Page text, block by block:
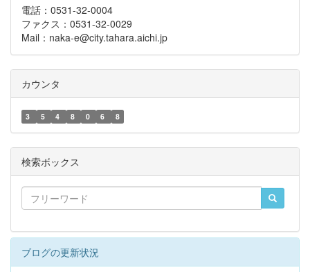
電話：0531-32-0004
ファクス：0531-32-0029
Mail：naka-e@city.tahara.aichi.jp
カウンタ
3 5 4 8 0 6 8
検索ボックス
ブログの更新状況